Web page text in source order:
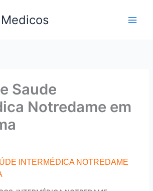
Saude
Notredame em
INTERMÉDICA NOTREDAME